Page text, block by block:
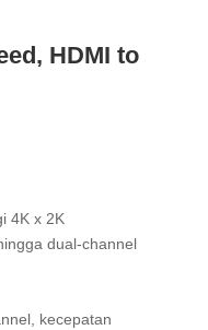
HDMI to
4K x 2K
dual-channel
kecepatan